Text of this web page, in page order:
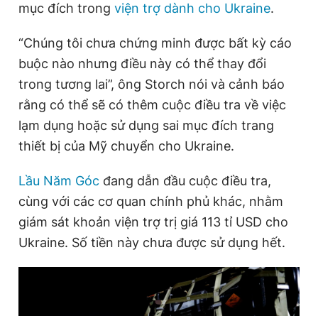
Hotline Liên hệ quảng cáo
Đặt báo Quảng cáo RSS Tòa soạn Chính sách bảo
Tổng biên tập: Nguyễn Ngọc Toàn
Phó tổng biên tập thường trực: Hải Thành
Phó tổng biên tập: Lâm Hiếu Dũng
Phó tổng biên tập: Trần Việt Hưng
Tổng thư ký tòa soạn: Đức Trung
© 2003-2026 Bản quyền thuộc về Báo Thanh Niên. Cấm sao
chép dưới mọi hình thức nếu không có sự chấp thuận bằng văn
bản. Phát triển bởi ePi Technologies, JSC.
mục đích trong viện trợ dành cho Ukraine.
“Chúng tôi chưa chứng minh được bất kỳ cáo
buộc nào nhưng điều này có thể thay đổi
trong tương lai”, ông Storch nói và cảnh báo
rằng có thể sẽ có thêm cuộc điều tra về việc
lạm dụng hoặc sử dụng sai mục đích trang
thiết bị của Mỹ chuyển cho Ukraine.
Lầu Năm Góc đang dẫn đầu cuộc điều tra,
cùng với các cơ quan chính phủ khác, nhằm
giám sát khoản viện trợ trị giá 113 tỉ USD cho
Ukraine. Số tiền này chưa được sử dụng hết.